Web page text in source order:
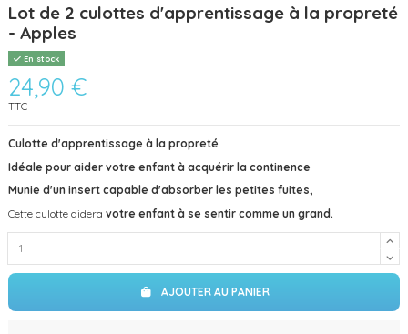
Lot de 2 culottes d'apprentissage à la propreté
- Apples
En stock
24,90 €
TTC
Culotte d'apprentissage à la propreté
Idéale pour aider votre enfant à acquérir la continence
Munie d'un insert capable d'absorber les petites fuites,
Cette culotte aidera votre enfant à se sentir comme un grand.
AJOUTER AU PANIER